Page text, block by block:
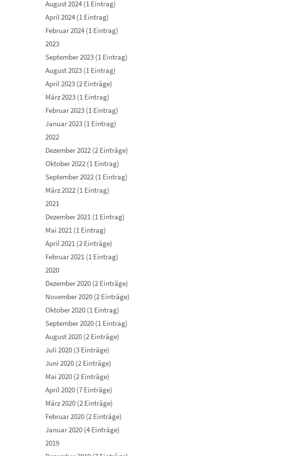
August 2024 (1 Eintrag)
April 2024 (1 Eintrag)
Februar 2024 (1 Eintrag)
2023
September 2023 (1 Eintrag)
August 2023 (1 Eintrag)
April 2023 (2 Einträge)
März 2023 (1 Eintrag)
Februar 2023 (1 Eintrag)
Januar 2023 (1 Eintrag)
2022
Dezember 2022 (2 Einträge)
Oktober 2022 (1 Eintrag)
September 2022 (1 Eintrag)
März 2022 (1 Eintrag)
2021
Dezember 2021 (1 Eintrag)
Mai 2021 (1 Eintrag)
April 2021 (2 Einträge)
Februar 2021 (1 Eintrag)
2020
Dezember 2020 (2 Einträge)
November 2020 (2 Einträge)
Oktober 2020 (1 Eintrag)
September 2020 (1 Eintrag)
August 2020 (2 Einträge)
Juli 2020 (3 Einträge)
Juni 2020 (2 Einträge)
Mai 2020 (2 Einträge)
April 2020 (7 Einträge)
März 2020 (2 Einträge)
Februar 2020 (2 Einträge)
Januar 2020 (4 Einträge)
2019